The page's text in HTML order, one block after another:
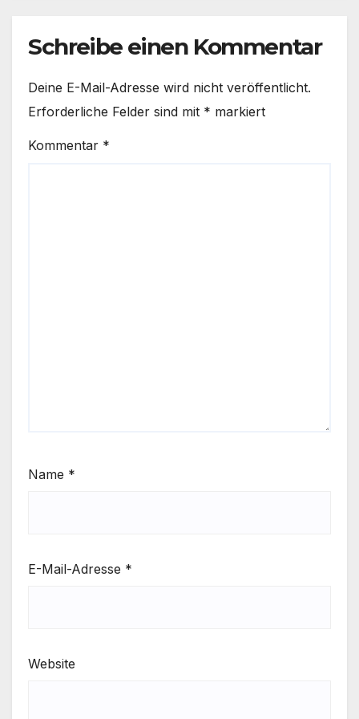
Schreibe einen Kommentar
Deine E-Mail-Adresse wird nicht veröffentlicht.
Erforderliche Felder sind mit * markiert
Kommentar *
Name *
E-Mail-Adresse *
Website